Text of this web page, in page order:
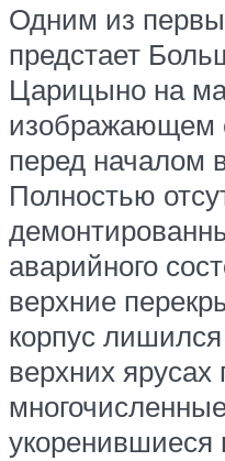
Одним из
предстает
Царицыно на
изображающем
перед началом
Полностью
аварийного
верхние
корпус
верхних ярусах
укоренившиеся